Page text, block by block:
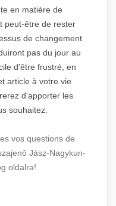
en matière de
peut-être de rester
de changement
pas du jour au
d'être frustré, en
article à votre vie
d'apporter les
souhaitez.
vos questions de
Jász-Nagykun-
oldalra!